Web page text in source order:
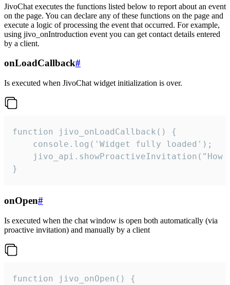
JivoChat executes the functions listed below to report about an event
on the page. You can declare any of these functions on the page and
execute a logic of processing the event that occurred. For example,
using jivo_onIntroduction event you can get contact details entered
by a client.
onLoadCallback#
Is executed when JivoChat widget initialization is over.
function jivo_onLoadCallback() {
    console.log('Widget fully loaded');
jivo_api.showProactiveInvitation("How
}
onOpen#
Is executed when the chat window is open both automatically (via
proactive invitation) and manually by a client
function jivo_onOpen() {